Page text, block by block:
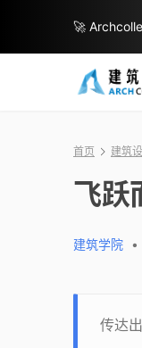
首页 建筑
飞跃
建筑学院 •
传达
🚀